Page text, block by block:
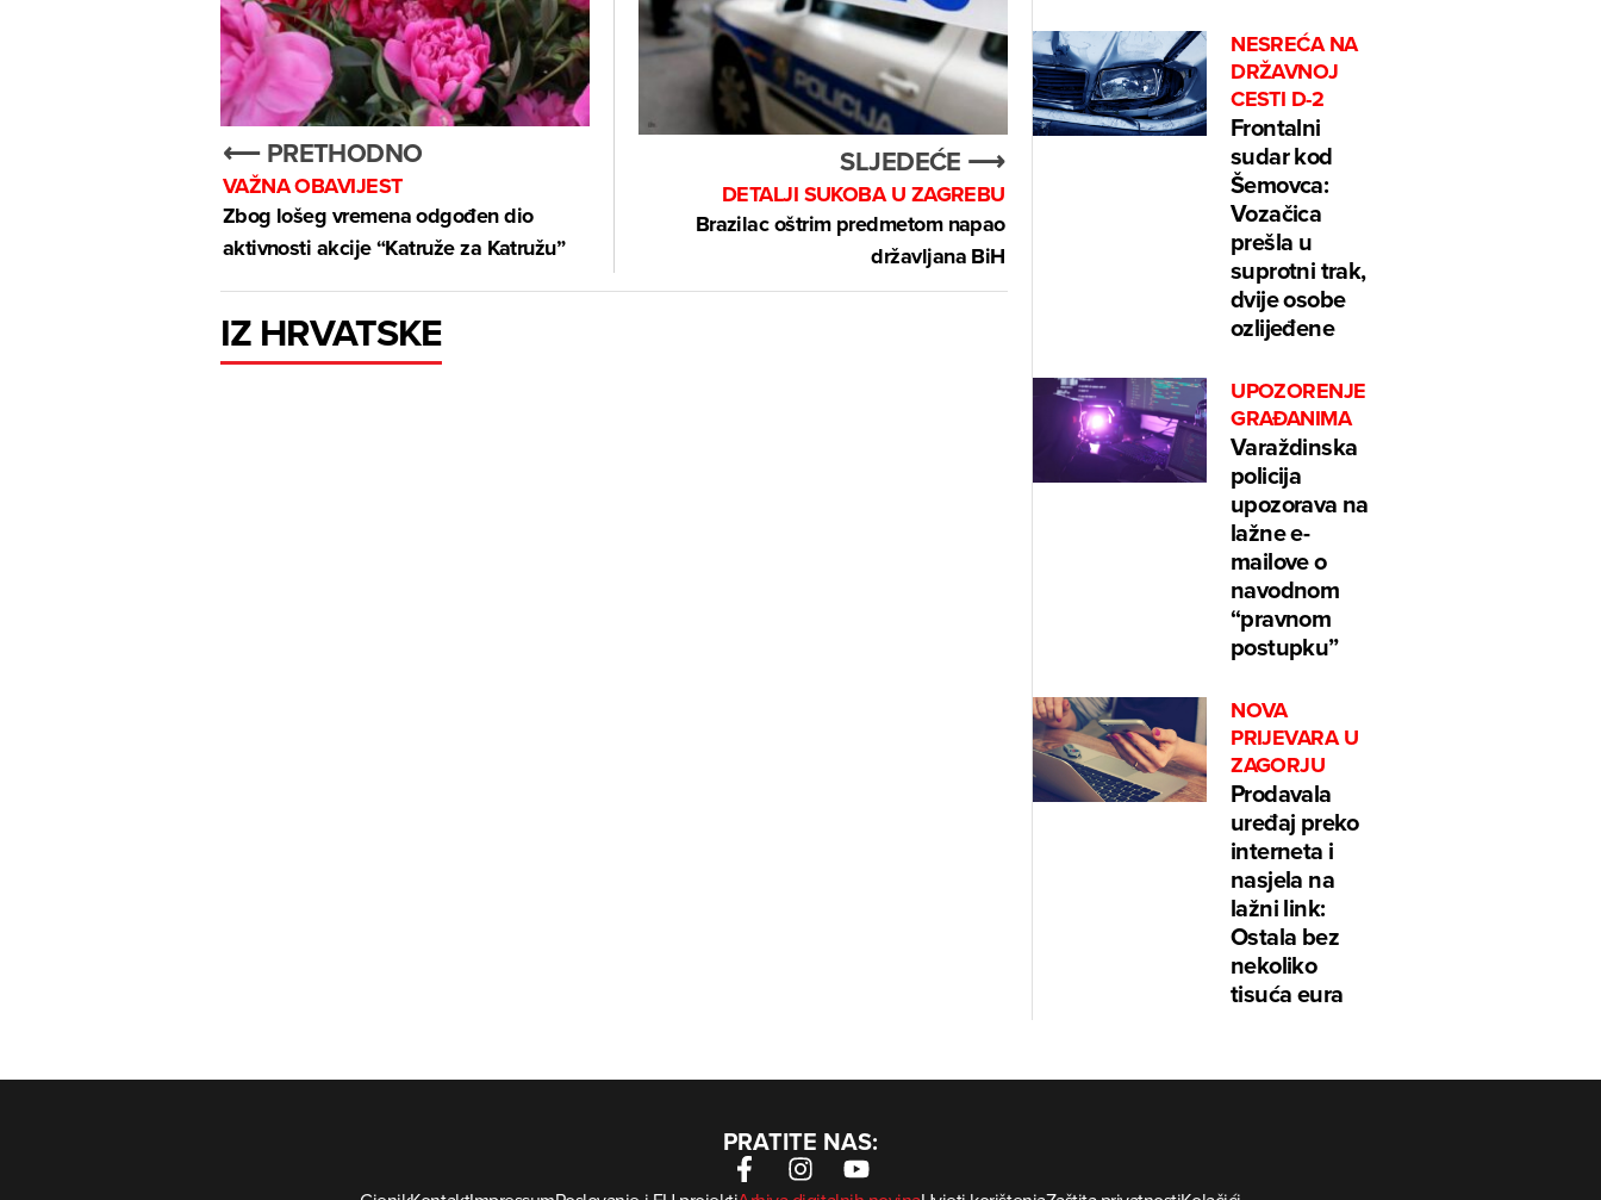
⟵ PRETHODNO
VAŽNA OBAVIJEST
Zbog lošeg vremena odgođen dio
aktivnosti akcije “Katruže za Katružu”
SLJEDEĆE ⟶
DETALJI SUKOBA U ZAGREBU
Brazilac oštrim predmetom napao
državljana BiH
IZ HRVATSKE
NESREĆA NA
DRŽAVNOJ
CESTI D-2
Frontalni
sudar kod
Šemovca:
Vozačica
prešla u
suprotni trak,
dvije osobe
ozlijeđene
UPOZORENJE
GRAĐANIMA
Varaždinska
policija
upozorava na
lažne e-
mailove o
navodnom
“pravnom
postupku”
NOVA
PRIJEVARA U
ZAGORJU
Prodavala
uređaj preko
interneta i
nasjela na
lažni link:
Ostala bez
nekoliko
tisuća eura
PRATITE NAS: